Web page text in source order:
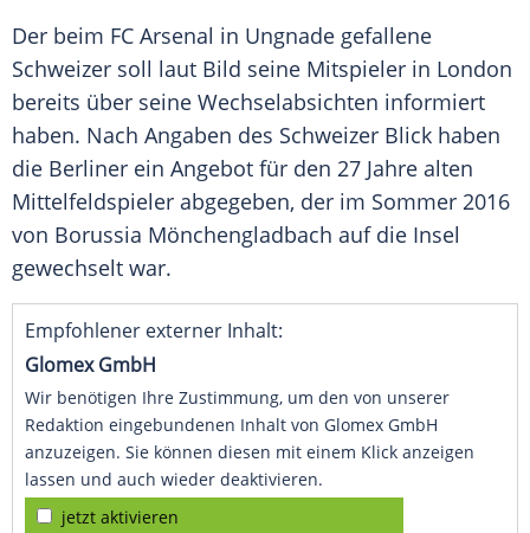
Der beim FC Arsenal in Ungnade gefallene
Schweizer soll laut Bild seine Mitspieler in London
bereits über seine Wechselabsichten informiert
haben. Nach Angaben des Schweizer Blick haben
die Berliner ein Angebot für den 27 Jahre alten
Mittelfeldspieler abgegeben, der im Sommer 2016
von Borussia Mönchengladbach auf die Insel
gewechselt war.
Empfohlener externer Inhalt:
Glomex GmbH
Wir benötigen Ihre Zustimmung, um den von unserer
Redaktion eingebundenen Inhalt von Glomex GmbH
anzuzeigen. Sie können diesen mit einem Klick anzeigen
lassen und auch wieder deaktivieren.
jetzt aktivieren